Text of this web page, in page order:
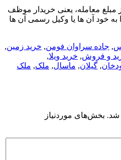
معامله، یعنی خریدار موظف
خود آن ها یا وکیل رسمی آن ها
, جاده سراوان فومن, خرید زمین,
و فروش, خرید ویلا,
, گیلان, ماسال, ملک, ملک
شد. بخش‌های موردنیاز